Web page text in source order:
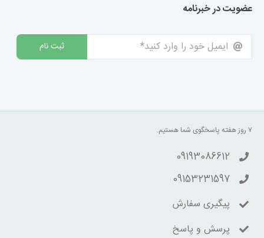
عضویت در خبرنامه
ثبت نام
۷ روز هفته پاسخگوی شما هستیم.
09193086612
09153231597
پیگیری سفارش
پرسش و پاسخ